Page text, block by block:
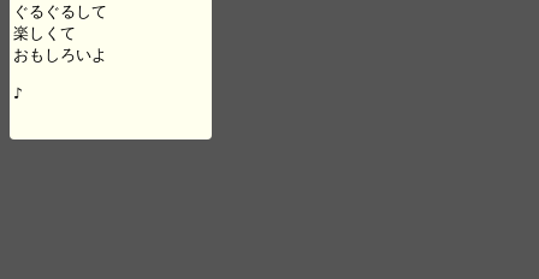
ぐるぐるして
楽しくて
おもしろいよ
♪